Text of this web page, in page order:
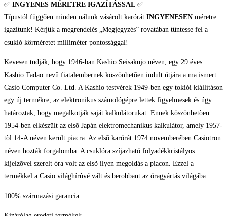
✅ INGYENES MÉRETRE IGAZÍTÁSSAL ✅
Típustól függően minden nálunk vásárolt karórát INGYENESEN méretre
igazítunk! Kérjük a megrendelés „Megjegyzés” rovatában tüntesse fel a
csukló körméretet milliméter pontossággal!
Kevesen tudják, hogy 1946-ban Kashio Seisakujo néven, egy 29 éves
Kashio Tadao nevû fiatalembernek köszönhetõen indult útjára a ma ismert
Casio Computer Co. Ltd. A Kashio testvérek 1949-ben egy tokiói kiállításon
egy új termékre, az elektronikus számológépre lettek figyelmesek és úgy
határoztak, hogy megalkotják saját kalkulátorukat. Ennek köszönhetõen
1954-ben elkészült az elsõ Japán elektromechanikus kalkulátor, amely 1957-
tõl 14-A néven került piacra. Az elsõ karórát 1974 novemberében Casiotron
néven hozták forgalomba. A csuklóra szíjazható folyadékkristályos
kijelzõvel szerelt óra volt az elsõ ilyen megoldás a piacon. Ezzel a
termékkel a Casio világhírûvé vált és berobbant az óragyártás világába.
100% származási garancia